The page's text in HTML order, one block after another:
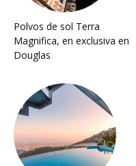
Polvos de sol Terra
Magnifica, en exclusiva en
Douglas